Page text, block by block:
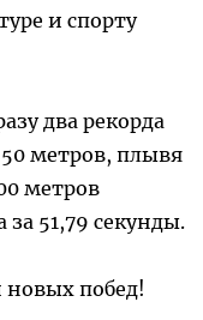
и спорту
два рекорда
50 метров, плывя
метров
51,79 секунды.
побед!